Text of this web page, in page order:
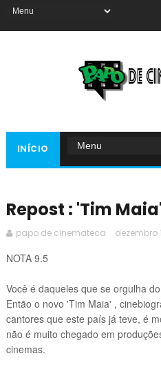
INÍCIO
Repost : 'Tim
papo de cinemateca dezembro
NOTA 9.5
Você é daqueles que se orgulha
Então o novo 'Tim Maia' ,
cantores que este país já teve, é
não é muito chegado em
cinemas.